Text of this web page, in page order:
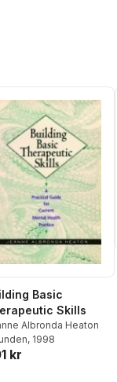
Basic
Skills
Albronda Heaton
, 1998
kr